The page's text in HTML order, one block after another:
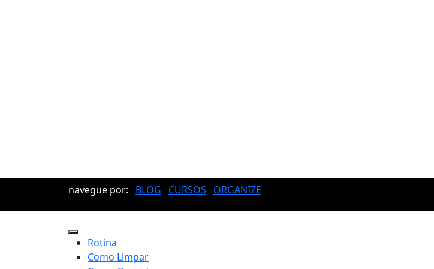
navegue por: BLOG CURSOS ORGANIZE
Rotina
Como Limpar